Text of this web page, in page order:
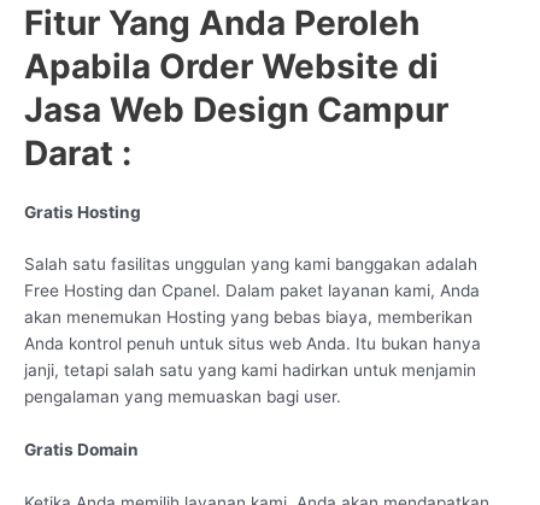
Fitur Yang Anda Peroleh
Apabila Order Website di
Jasa Web Design Campur
Darat :
Gratis Hosting
Salah satu fasilitas unggulan yang kami banggakan adalah
Free Hosting dan Cpanel. Dalam paket layanan kami, Anda
akan menemukan Hosting yang bebas biaya, memberikan
Anda kontrol penuh untuk situs web Anda. Itu bukan hanya
janji, tetapi salah satu yang kami hadirkan untuk menjamin
pengalaman yang memuaskan bagi user.
Gratis Domain